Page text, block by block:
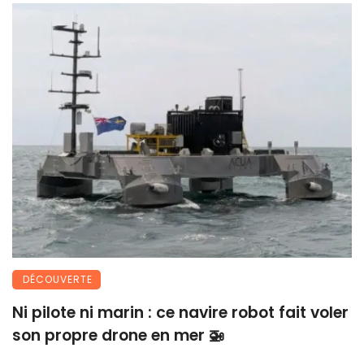
DÉCOUVERTE
Ni pilote ni marin : ce navire robot fait voler
son propre drone en mer 🚁